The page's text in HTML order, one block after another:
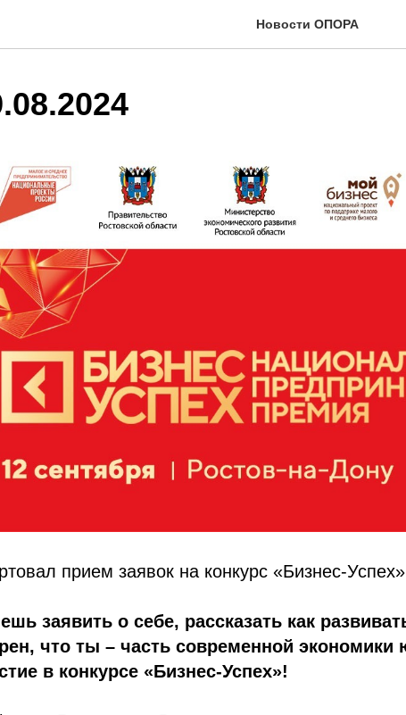
Новости ОПОРА
прием заявок на конкурс «Бизнес-Успех»
заявить о себе, рассказать как
что ты – часть современной экономики
в конкурсе «Бизнес-Успех»!